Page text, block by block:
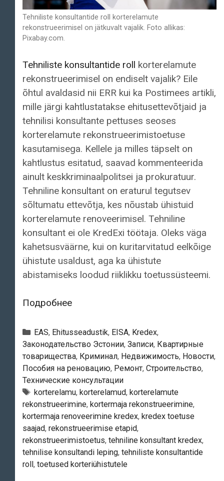
Tehniliste konsultantide roll korterelamute
rekonstrueerimisel on jätkuvalt vajalik. Foto allikas:
Pixabay.com.
Tehniliste konsultantide roll korterelamute
rekonstrueerimisel on endiselt vajalik? Eile
õhtul avaldasid nii ERR kui ka Postimees artikli,
mille järgi kahtlustatakse ehitusettevõtjaid ja
tehnilisi konsultante pettuses seoses
korterelamute rekonstrueerimistoetuse
kasutamisega. Kellele ja milles täpselt on
kahtlustus esitatud, saavad kommenteerida
ainult keskkriminaalpolitsei ja prokuratuur.
Tehniline konsultant on eraturul tegutsev
sõltumatu ettevõtja, kes nõustab ühistuid
korterelamute renoveerimisel. Tehniline
konsultant ei ole KredExi töötaja. Oleks väga
kahetsusväärne, kui on kuritarvitatud eelkõige
ühistute usaldust, aga ka ühistute
abistamiseks loodud riiklikku toetussüsteemi.
ПодробнееTehniliste
roll
korterelamute
rekonstrueerimisel
on
jätkuvalt
vajalik,
hangete
korralduse
täiendamine
juba
töös
Рубрики
EAS, Ehitusseadustik, EISA, Kredex,
Законодательство Эстонии, Записи, Квартирные
товарищества, Криминал, Недвижимость, Новости,
Пособия на реновацию, Ремонт, Строительство,
Технические консультации
Тэги
korterelamu, korterelamud, korterelamute
rekonstrueerimine, kortermaja rekonstrueerimine,
kortermaja renoveerimine kredex, kredex toetuse
saajad, rekonstrueerimise etapid,
rekonstrueerimistoetus, tehniline konsultant kredex,
tehnilise konsultandi leping, tehniliste konsultantide
roll, toetused korteriühistutele